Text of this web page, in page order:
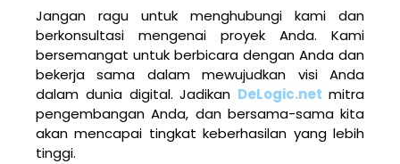
Jangan ragu untuk menghubungi kami dan
berkonsultasi mengenai proyek Anda. Kami
bersemangat untuk berbicara dengan Anda dan
bekerja sama dalam mewujudkan visi Anda
dalam dunia digital. Jadikan DeLogic.net mitra
pengembangan Anda, dan bersama-sama kita
akan mencapai tingkat keberhasilan yang lebih
tinggi.